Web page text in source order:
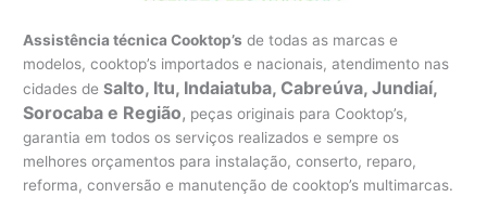
Assistência técnica Cooktop’s de todas as marcas e
modelos, cooktop’s importados e nacionais, atendimento nas
cidades deSalto, Itu, Indaiatuba, Cabreúva, Jundiaí,
Sorocaba e Região, peças originais para Cooktop’s,
garantia em todos os serviços realizados e sempre os
melhores orçamentos para instalação, conserto, reparo,
reforma, conversão e manutenção de cooktop’s multimarcas.